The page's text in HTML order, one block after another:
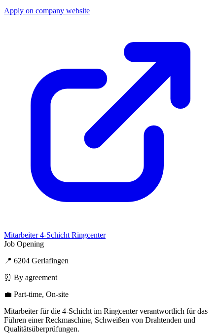
Apply on company website
Mitarbeiter 4-Schicht Ringcenter
Job Opening
📍 6204 Gerlafingen
⏰ By agreement
💼 Part-time, On-site
Mitarbeiter für die 4-Schicht im Ringcenter verantwortlich für das
Führen einer Reckmaschine, Schweißen von Drahtenden und
Qualitätsüberprüfungen.